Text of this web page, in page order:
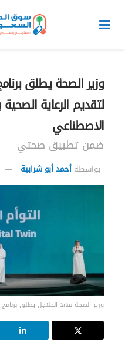
وزير الصحة يطلق
لتقديم الرعاية
الاصطناعي
ضمن تطبيق صحتي
بواسطة أحمد أبو شرابية
وزير الصحة فهد الجلاجل يطلق برنامج